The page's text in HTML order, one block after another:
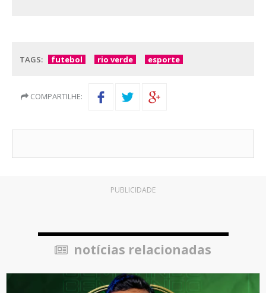
TAGS: futebol rio verde esporte
COMPARTILHE:
PUBLICIDADE
notícias relacionadas